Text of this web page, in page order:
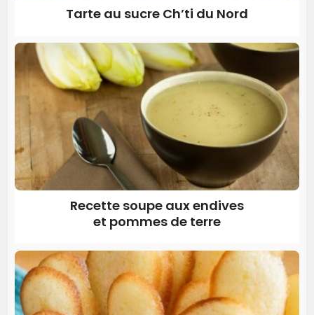
Tarte au sucre Ch’ti du Nord
Recette soupe aux endives
et pommes de terre